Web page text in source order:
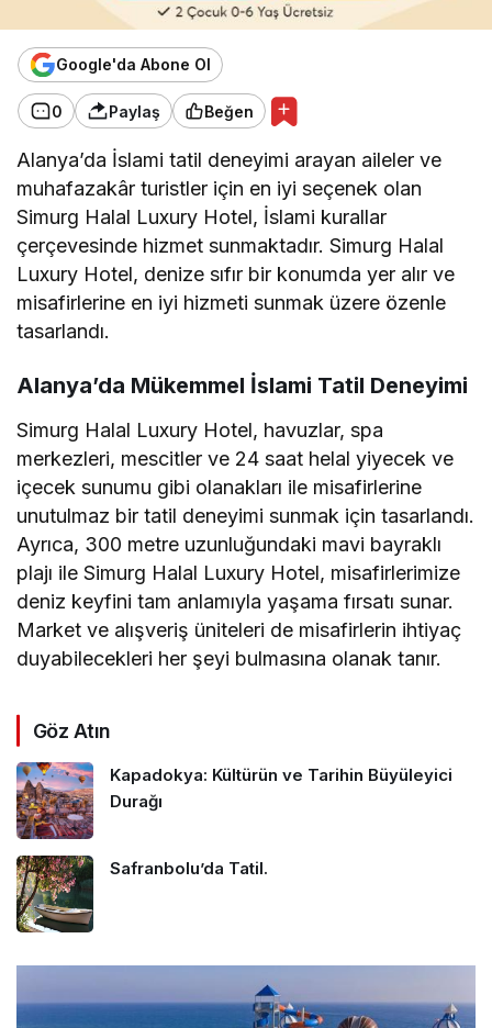
Google'da Abone Ol
0 Paylaş Beğen
Alanya’da İslami tatil deneyimi arayan aileler ve
muhafazakâr turistler için en iyi seçenek olan
Simurg Halal Luxury Hotel, İslami kurallar
çerçevesinde hizmet sunmaktadır. Simurg Halal
Luxury Hotel, denize sıfır bir konumda yer alır ve
misafirlerine en iyi hizmeti sunmak üzere özenle
tasarlandı.
Alanya’da Mükemmel İslami Tatil Deneyimi
Simurg Halal Luxury Hotel, havuzlar, spa
merkezleri, mescitler ve 24 saat helal yiyecek ve
içecek sunumu gibi olanakları ile misafirlerine
unutulmaz bir tatil deneyimi sunmak için tasarlandı.
Ayrıca, 300 metre uzunluğundaki mavi bayraklı
plajı ile Simurg Halal Luxury Hotel, misafirlerimize
deniz keyfini tam anlamıyla yaşama fırsatı sunar.
Market ve alışveriş üniteleri de misafirlerin ihtiyaç
duyabilecekleri her şeyi bulmasına olanak tanır.
Göz Atın
Kapadokya: Kültürün ve Tarihin Büyüleyici
Durağı
Safranbolu’da Tatil.